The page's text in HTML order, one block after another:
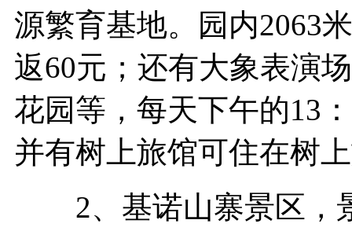
源繁育基地。园内2063
返60元；还有大象表演
花园等，每天下午的13
并有树上旅馆可住在树
2、基诺山寨景区，